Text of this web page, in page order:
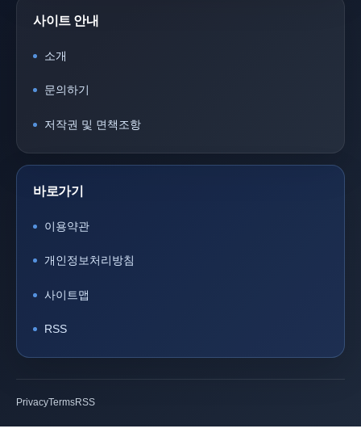
사이트 안내
소개
문의하기
저작권 및 면책조항
바로가기
이용약관
개인정보처리방침
사이트맵
RSS
PrivacyTermsRSS